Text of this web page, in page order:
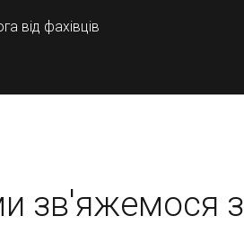
від фахівців
зв'яжемося з